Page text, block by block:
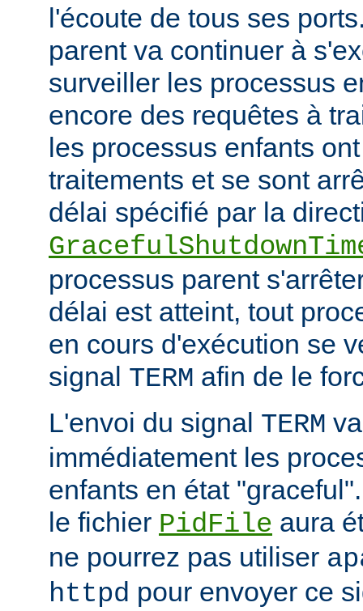
l'écoute de tous ses
parent va continuer à
surveiller les processus
encore des requêtes à
les processus enfants
traitements et se sont
délai spécifié par la
processus parent
délai est atteint, tout
en cours d'exécution se
signal TERM afin de le
L'envoi du signal TERM
immédiatement les
enfants en état
le fichier PidFile aura
ne pourrez pas utiliser
httpd pour envoyer ce